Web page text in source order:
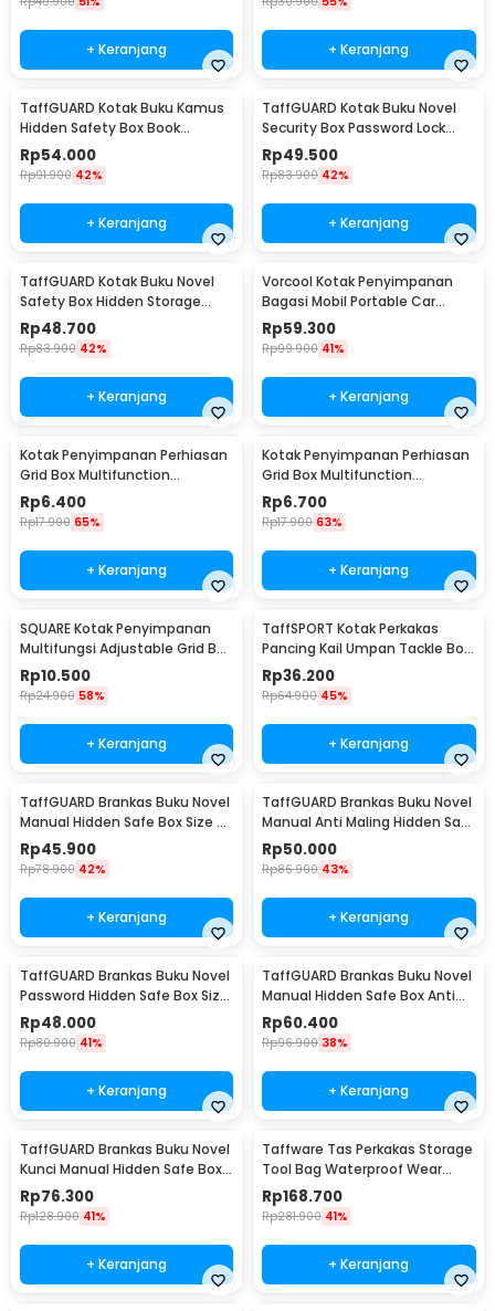
+ Keranjang + Keranjang
TaffGUARD Kotak Buku Kamus
Hidden Safety Box Book
Password Lock Size S - KB-10P
Rp54.000
Rp91.900 42%
+ Keranjang
TaffGUARD Kotak Buku Novel
Security Box Password Lock
Size S - KB-20P
Rp49.500
Rp83.900 42%
+ Keranjang
TaffGUARD Kotak Buku Novel
Safety Box Hidden Storage
Password Lock - KB-30P
Rp48.700
Rp83.900 42%
+ Keranjang
Vorcool Kotak Penyimpanan
Bagasi Mobil Portable Car
Storage Box 25 L - VL25
Rp59.300
Rp99.900 41%
+ Keranjang
Kotak Penyimpanan Perhiasan
Grid Box Multifunction
Organizer 24 Slot - J13/J24
Rp6.400
Rp17.900 65%
+ Keranjang
Kotak Penyimpanan Perhiasan
Grid Box Multifunction
Organizer 13 Slot - J13/J24
Rp6.700
Rp17.900 63%
+ Keranjang
SQUARE Kotak Penyimpanan
Multifungsi Adjustable Grid Box
24 Slot - J24D
Rp10.500
Rp24.900 58%
+ Keranjang
TaffSPORT Kotak Perkakas
Pancing Kail Umpan Tackle Box
14 Grid - LYH-1017
Rp36.200
Rp64.900 45%
+ Keranjang
TaffGUARD Brankas Buku Novel
Manual Hidden Safe Box Size S
- KB-20L
Rp45.900
Rp78.900 42%
+ Keranjang
TaffGUARD Brankas Buku Novel
Manual Anti Maling Hidden Safe
Box Size S - KB-20L
Rp50.000
Rp86.900 43%
+ Keranjang
TaffGUARD Brankas Buku Novel
Password Hidden Safe Box Size
S - KB-20P
Rp48.000
Rp80.900 41%
+ Keranjang
TaffGUARD Brankas Buku Novel
Manual Hidden Safe Box Anti
Maling Size M - KB-20L
Rp60.400
Rp96.900 38%
+ Keranjang
TaffGUARD Brankas Buku Novel
Kunci Manual Hidden Safe Box
Size L Love - KB-20L
Rp76.300
Rp128.900 41%
+ Keranjang
Taffware Tas Perkakas Storage
Tool Bag Waterproof Wear
Resistant 23 Inch - A02584
Rp168.700
Rp281.900 41%
+ Keranjang